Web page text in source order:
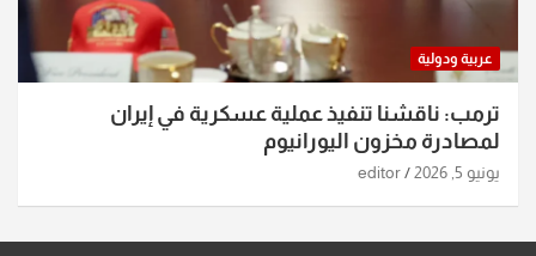
عربية ودولية
ترمب: ناقشنا تنفيذ عملية عسكرية في إيران
لمصادرة مخزون اليورانيوم
يونيو 5, 2026 editor